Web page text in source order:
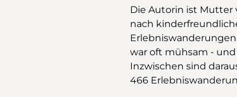
Die Autorin ist Mutter
nach
war oft mühsam -
Inzwischen sind
466